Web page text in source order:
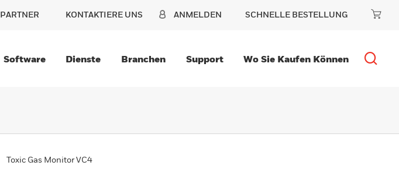
PARTNER KONTAKTIERE UNS ANMELDEN SCHNELLE BESTELLUNG
Software Dienste Branchen Support Wo Sie Kaufen Können
Toxic Gas Monitor VC4